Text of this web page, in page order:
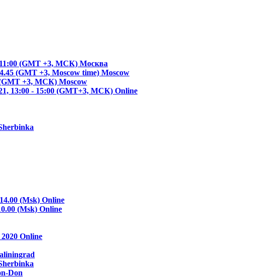
11:00 (GMT +3, МСК) Москва
(GMT +3, Moscow time) Moscow
(GMT +3, МСК) Moscow
13:00 - 15:00 (GMT+3, МСК) Online
(Msk) Online
(Msk) Online
Online
Don